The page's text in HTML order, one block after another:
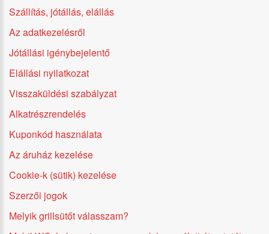
Szállítás, jótállás, elállás
Az adatkezelésről
Jótállási igénybejelentő
Elállási nyilatkozat
Visszaküldési szabályzat
Alkatrészrendelés
Kuponkód használata
Az áruház kezelése
Cookie-k (sütik) kezelése
Szerzői jogok
Melyik grillsütőt válasszam?